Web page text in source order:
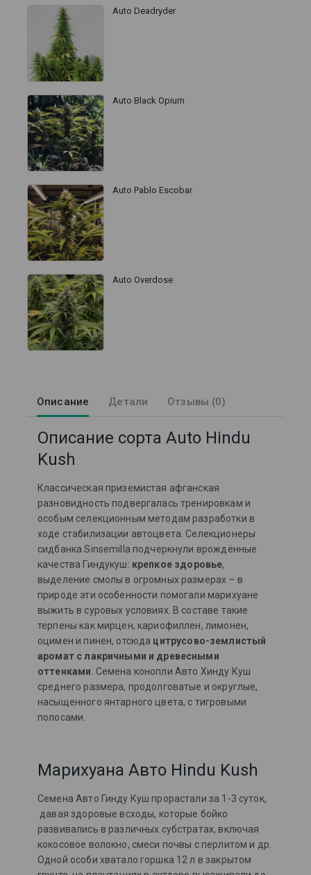
Auto Deadryder
Auto Black Opium
Auto Pablo Escobar
Auto Overdose
Описание Детали Отзывы (0)
Описание сорта Auto Hindu
Kush
Классическая приземистая афганская
разновидность подвергалась тренировкам и
особым селекционным методам разработки в
ходе стабилизации автоцвета. Селекционеры
сидбанка Sinsemilla подчеркнули врождённые
качества Гиндукуш: крепкое здоровье,
выделение смолы в огромных размерах – в
природе эти особенности помогали марихуане
выжить в суровых условиях. В составе такие
терпены как мирцен, кариофиллен, лимонен,
оцимен и пинен, отсюда цитрусово-землистый
аромат с лакричными и древесными
оттенками . Семена конопли Авто Хинду Куш
среднего размера, продолговатые и округлые,
насыщенного янтарного цвета, с тигровыми
полосами.
Марихуана Авто Hindu Kush
Семена Авто Гинду Куш прорастали за 1-3 суток,
давая здоровые всходы, которые бойко
развивались в различных субстратах, включая
кокосовое волокно, смеси почвы с перлитом и др.
Одной особи хватало горшка 12 л в закрытом